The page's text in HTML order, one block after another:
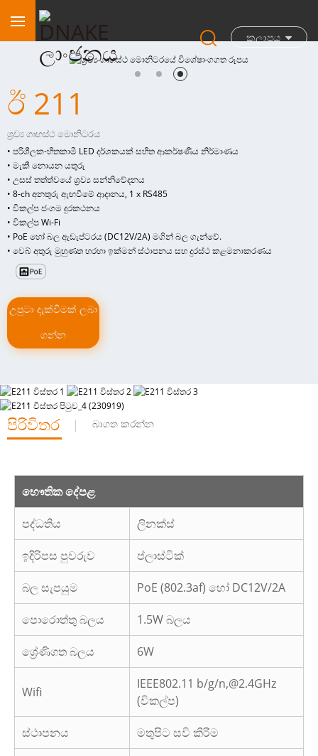
කලාපය
ඊ 211
ශ්‍රව්‍ය ගෘහස්ථ මොනිටරය
• පරිශීලක-හිතකාමී LED දර්ශකයක් සහිත ආකර්ෂණීය නිර්මාණය
• මැකී නොයන යතුරු
• උසස් තත්ත්වයේ ශ්‍රව්‍ය සන්නිවේදනය
• 8-ch අනතුරු ඇඟවීමේ ආදානය, 1 x RS485
• විකල්ප ජංගම දුරකථනය
• විකල්ප Wi-Fi
• PoE හෝ බල ඇඩැප්ටරය (DC12V/2A) මගින් බල ගැන්වේ.
• වෙබ් අතුරු මුහුණත හරහා ඉක්මන් ස්ථාපනය සහ දුරස්ථ කළමනාකරණය
උපුටා දැක්වීමක් ලබා
ගන්න
පිරිවිතර බාගත කරන්න
භෞතික දේපළ
පද්ධතිය ලිනක්ස්
ඉදිරිපස පුවරුව ප්ලාස්ටික්
බල සැපයුම PoE (802.3af) හෝ DC12V/2A
පොරොත්තු බලය 1.5W බලය
ශ්‍රේණිගත බලය 6W
Wifi
IEEE802.11 b/g/n,@2.4GHz
(විකල්ප)
ස්ථාපනය මතුපිට සවි කිරීම